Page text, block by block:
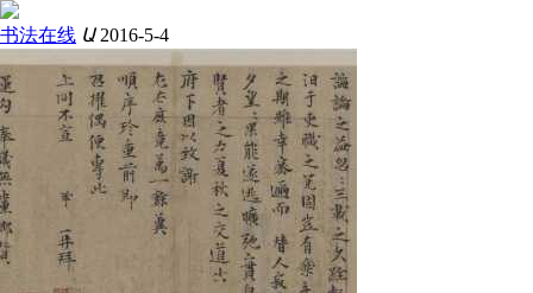
书法在线 Ա 2016-5-4